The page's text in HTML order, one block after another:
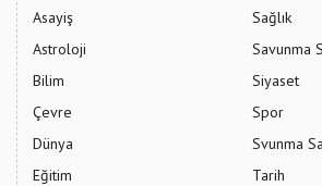
Asayiş
Astroloji
Bilim
Çevre
Dünya
Eğitim
Sağlık
Savunma
Siyaset
Spor
Svunma
Tarih